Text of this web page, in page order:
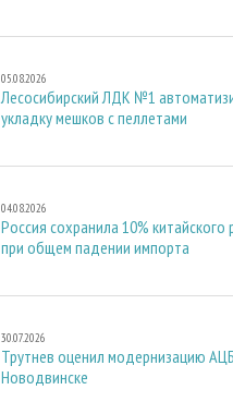
05.08.2026
Лесосибирский ЛДК №1
укладку мешков с пеллетами
04.08.2026
Россия сохранила 10%
при общем падении импорта
30.07.2026
Трутнев оценил модернизацию
Новодвинске